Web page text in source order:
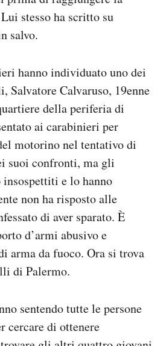
stesso ha scritto su
salvo.
hanno individuato uno dei
Salvatore Calvaruso, 19enne
della periferia di
ai carabinieri per
motorino nel tentativo di
suoi confronti, ma gli
e lo hanno
non ha risposto alle
di aver sparato. È
d’armi abusivo e
arma da fuoco. Ora si trova
di Palermo.
sentendo tutte le persone
cercare di ottenere